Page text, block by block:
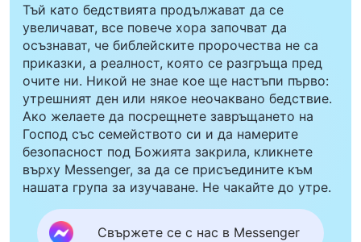
Тъй като бедствията продължават да се
увеличават, все повече хора започват да
осъзнават, че библейските пророчества не са
приказки, а реалност, която се разгръща пред
очите ни. Никой не знае кое ще настъпи първо:
утрешният ден или някое неочаквано бедствие.
Ако желаете да посрещнете завръщането на
Господ със семейството си и да намерите
безопасност под Божията закрила, кликнете
върху Messenger, за да се присъедините към
нашата група за изучаване. Не чакайте до утре.
Свържете се с нас в Messenger